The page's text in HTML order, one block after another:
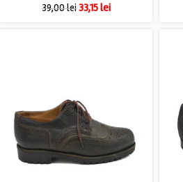
39,00lei33,15lei